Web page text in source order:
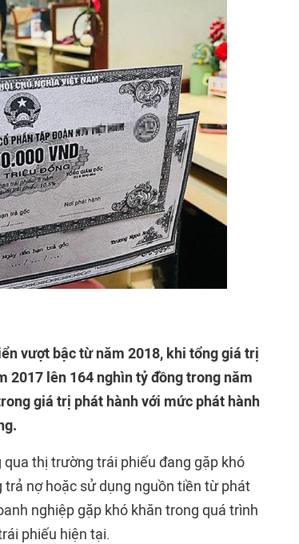
vượt bậc từ năm 2018, khi tổng giá trị
2017 lên 164 nghìn tỷ đồng trong năm
giá trị phát hành với mức phát hành
thị trường trái phiếu đang gặp khó
nợ hoặc sử dụng nguồn tiền từ phát
nghiệp gặp khó khăn trong quá trình
phiếu hiện tại.